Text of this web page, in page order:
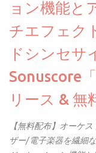
ョン機能と
チエフェク
ドシンセサ
Sonuscore
リース & 無
【無料配布】オーケ
ザー/電子楽器を繊細